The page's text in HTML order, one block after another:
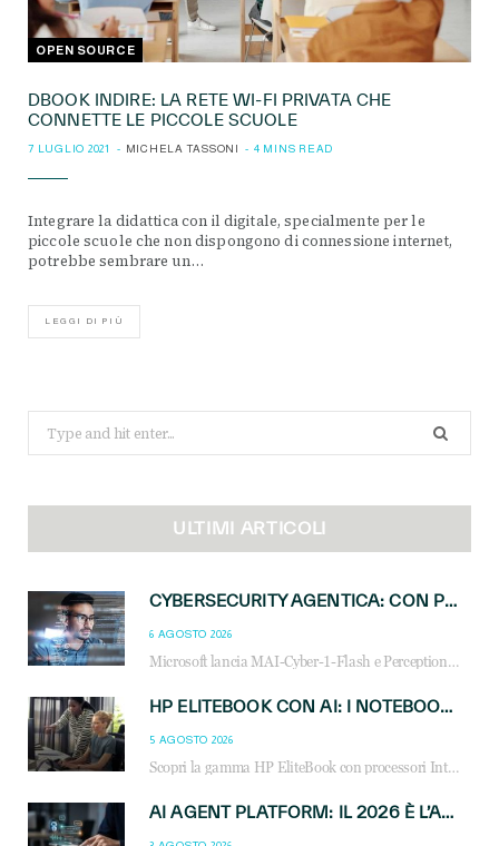
OPEN SOURCE
DBOOK INDIRE: LA RETE WI-FI PRIVATA CHE
CONNETTE LE PICCOLE SCUOLE
7 LUGLIO 2021 MICHELA TASSONI 4 MINS READ
Integrare la didattica con il digitale, specialmente per le
piccole scuole che non dispongono di connessione internet,
potrebbe sembrare un…
LEGGI DI PIÙ
for:
ULTIMI ARTICOLI
CYBERSECURITY AGENTICA: CON PERCEPTION E MAI-CYBER-1-FLASH MICROSOFT APRE NUOVI SERVIZI PER IL CANALE
6 AGOSTO 2026
Microsoft lancia MAI-Cyber-1-Flash e Perception: cybersecurity agentica in preview dal 3 novembre. Cosa cambia per MSP, system integrator e reseller.
HP ELITEBOOK CON AI: I NOTEBOOK BUSINESS INTELLIGENTI CHE TRASFORMANO PRODUTTIVITÀ, SICUREZZA E LAVORO IBRIDO
5 AGOSTO 2026
Scopri la gamma HP EliteBook con processori Intel® Core™ Ultra e AMD Ryzen™ AI. Notebook business progettati per aumentare la produttività, migliorare la collaborazione e garantire sicurezza avanzata in ufficio e in mobilità.
AI AGENT PLATFORM: IL 2026 È L’ANNO DEL «SISTEMA OPERATIVO» PER GLI AGENTI AZIENDALI